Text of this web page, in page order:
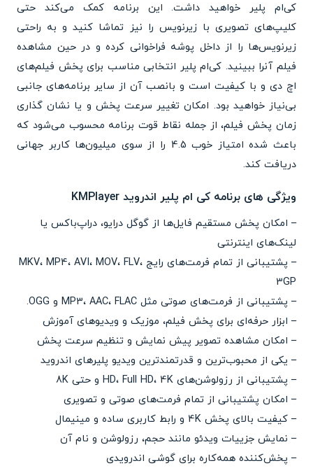
کی‌ام پلیر خواهید داشت. این برنامه کمک می‌کند حتی
کلیپ‌های تصویری با زیرنویس را نیز تماشا کنید و به راحتی
زیرنویس‌ها را از داخل پوشه فراخوانی کرده و در حین مشاهده
فیلم آنرا ببینید. کی‌ام پلیر انتخابی مناسب برای پخش فیلم‌های
اچ دی و با کیفیت است و بانصب آن از سایر برنامه‌های جانبی
بی‌نیاز خواهید بود. امکان تغییر سرعت پخش و یا نشان گذاری
زمان پخش فیلم، از جمله نقاط قوت برنامه محسوب می‌شود که
باعث شده امتیاز خوب 4.5 را از سوی میلیون‌ها کاربر جهانی
دریافت کند.
ویژگی های برنامه کی ام پلیر اندروید KMPlayer
– امکان پخش مستقیم فایل‌ها از گوگل درایو، دراپ‌باکس یا
لینک‌های اینترنتی
– پشتیبانی از تمام فرمت‌های رایج MKV، MP4، AVI، MOV، FLV،
3GP
– پشتیبانی از فرمت‌های صوتی مثل MP3، AAC، FLAC و OGG.
– ابزار حرفه‌ای برای پخش فیلم، موزیک و ویدیوهای آموزش
– امکان مشاهده تصویر پیش نمایش و تنظیم سرعت پخش
– یکی از محبوب‌ترین و قدرتمندترین ویدیو پلیرهای اندروید
– پشتیبانی از رزولوشن‌های HD، Full HD، 4K و حتی 8K
– امکان پشتیبانی از تمام فرمت‌های صوتی و تصویری
– کیفیت بالای پخش 4K و رابط کاربری ساده و مینیمال
– نمایش جزییات ویدئو مانند حجم، رزولوشن و نام آن
– پخش‌کننده همه‌کاره برای گوشی اندرویدی‌